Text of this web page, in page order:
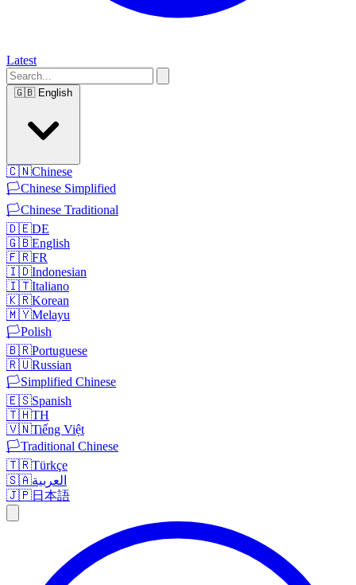
Latest
🇬🇧 English
🇨🇳Chinese
🏳️Chinese Simplified
🏳️Chinese Traditional
🇩🇪DE
🇬🇧English
🇫🇷FR
🇮🇩Indonesian
🇮🇹Italiano
🇰🇷Korean
🇲🇾Melayu
🏳️Polish
🇧🇷Portuguese
🇷🇺Russian
🏳️Simplified Chinese
🇪🇸Spanish
🇹🇭TH
🇻🇳Tiếng Việt
🏳️Traditional Chinese
🇹🇷Türkçe
🇸🇦العربية
🇯🇵日本語